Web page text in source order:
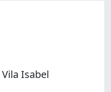
Isabel